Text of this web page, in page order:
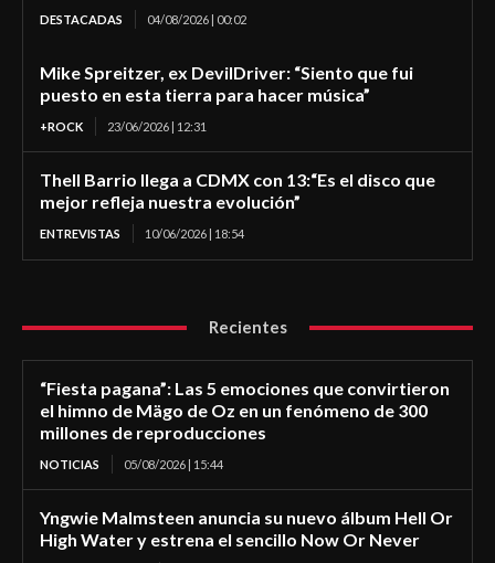
DESTACADAS 04/08/2026 | 00:02
Mike Spreitzer, ex DevilDriver: “Siento que fui
puesto en esta tierra para hacer música”
+ROCK 23/06/2026 | 12:31
Thell Barrio llega a CDMX con 13:“Es el disco que
mejor refleja nuestra evolución”
ENTREVISTAS 10/06/2026 | 18:54
Recientes
“Fiesta pagana”: Las 5 emociones que convirtieron
el himno de Mägo de Oz en un fenómeno de 300
millones de reproducciones
NOTICIAS 05/08/2026 | 15:44
Yngwie Malmsteen anuncia su nuevo álbum Hell Or
High Water y estrena el sencillo Now Or Never